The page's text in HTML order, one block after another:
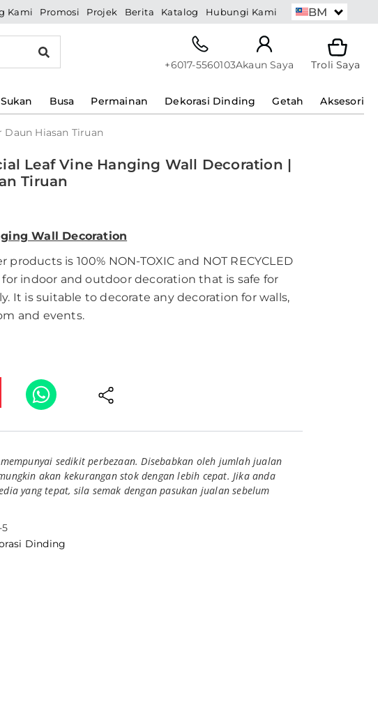
Kami Promosi Projek Berita Katalog Hubungi Kami BM
+6017-5560103Akaun Saya Troli Saya
Sukan Busa Permainan Dekorasi Dinding Getah Aksesori
Hiasan Tiruan
Leaf Vine Hanging Wall Decoration |
Tiruan
Wall Decoration
products is 100% NON-TOXIC and NOT RECYCLED
indoor and outdoor decoration that is safe for
It is suitable to decorate any decoration for walls,
and events.
sedikit perbezaan. Disebabkan oleh jumlah jualan
akan kekurangan stok dengan lebih cepat. Jika anda
yang tepat, sila semak dengan pasukan jualan sebelum
Dinding